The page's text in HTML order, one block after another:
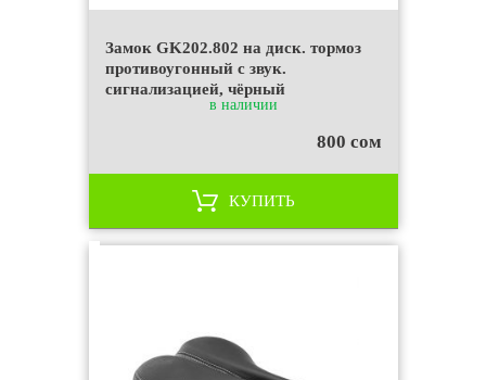
Замок GK202.802 на диск. тормоз
противоугонный c звук.
сигнализацией, чёрный
в наличии
800 сом
КУПИТЬ